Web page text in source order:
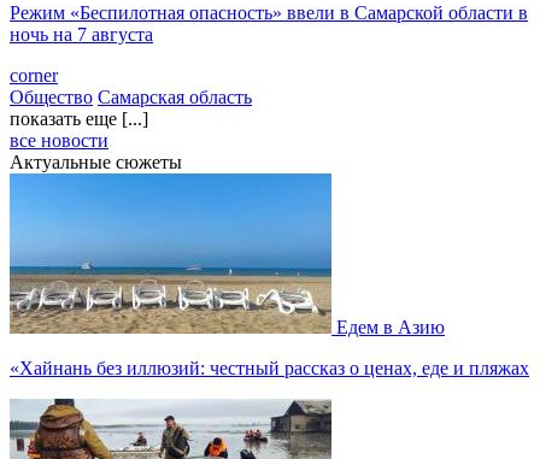
Режим «Беспилотная опасность» ввели в Самарской области в
ночь на 7 августа
corner
Общество Самарская область
показать еще [...]
все новости
Актуальные сюжеты
Едем в Азию
«Хайнань без иллюзий: честный рассказ о ценах, еде и пляжах